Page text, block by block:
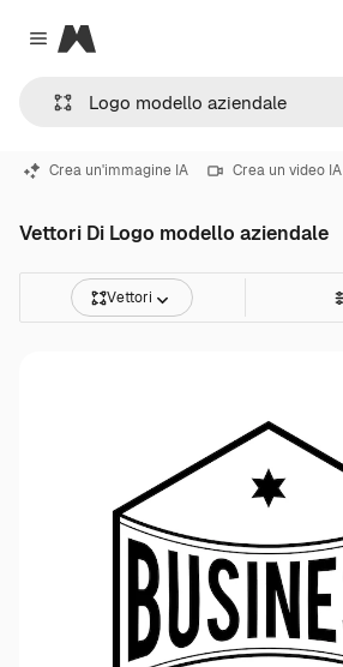
Close menu
Magnific
Crea un'immagine IA Crea un video IA
Vettori Di Logo modello aziendale
Vettori